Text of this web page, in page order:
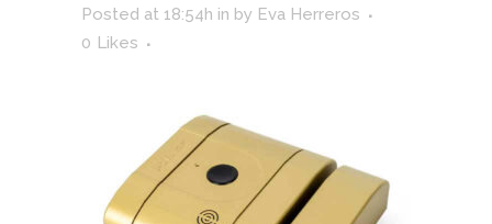
Posted at 18:54h in by Eva Herreros
0 Likes